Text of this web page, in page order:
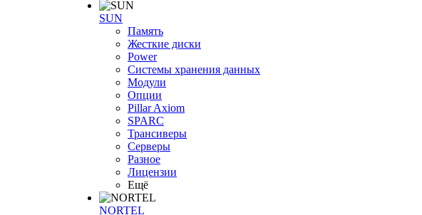
SUN
Память
Жесткие диски
Power
Системы хранения данных
Модули
Опции
Pillar Axiom
SPARC
Трансиверы
Серверы
Разное
Лицензии
Ещё
NORTEL